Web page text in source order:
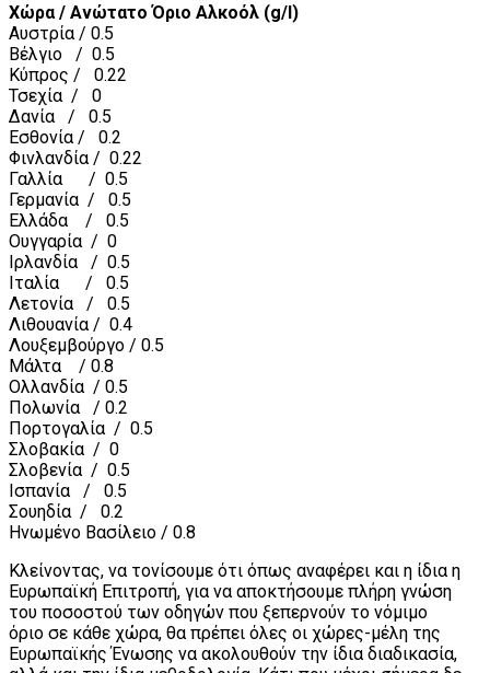
Χώρα / Ανώτατο Όριο Αλκοόλ (g/l)
Αυστρία / 0.5
Βέλγιο / 0.5
Κύπρος / 0.22
Τσεχία / 0
Δανία / 0.5
Εσθονία / 0.2
Φινλανδία / 0.22
Γαλλία / 0.5
Γερμανία / 0.5
Ελλάδα / 0.5
Ουγγαρία / 0
Ιρλανδία / 0.5
Ιταλία / 0.5
Λετονία / 0.5
Λιθουανία / 0.4
Λουξεμβούργο / 0.5
Μάλτα / 0.8
Ολλανδία / 0.5
Πολωνία / 0.2
Πορτογαλία / 0.5
Σλοβακία / 0
Σλοβενία / 0.5
Ισπανία / 0.5
Σουηδία / 0.2
Ηνωμένο Βασίλειο / 0.8
Κλείνοντας, να τονίσουμε ότι όπως αναφέρει και η ίδια η
Ευρωπαϊκή Επιτροπή, για να αποκτήσουμε πλήρη γνώση
του ποσοστού των οδηγών που ξεπερνούν το νόμιμο
όριο σε κάθε χώρα, θα πρέπει όλες οι χώρες-μέλη της
Ευρωπαϊκής Ένωσης να ακολουθούν την ίδια διαδικασία,